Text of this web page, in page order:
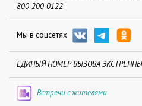
800-200-0122
Мы в соцсетях
ЕДИНЫЙ НОМЕР ВЫЗОВА
Встречи с жителями